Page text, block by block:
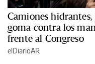
Camiones
goma contra los
frente al Congreso
elDiarioAR